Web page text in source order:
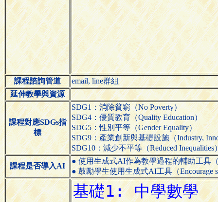
課程諮詢管道
email, line群組
延伸教學與資源
課程對應SDGs指
標
SDG1：消除貧窮（No Poverty）
SDG4：優質教育（Quality Education）
SDG5：性別平等（Gender Equality）
SDG9：產業創新與基礎設施（Industry,
SDG10：減少不平等（Reduced Inequalities
課程是否導入AI
● 使用生成式AI作為教學過程的輔助工具（
● 鼓勵學生使用生成式AI工具（Encourage